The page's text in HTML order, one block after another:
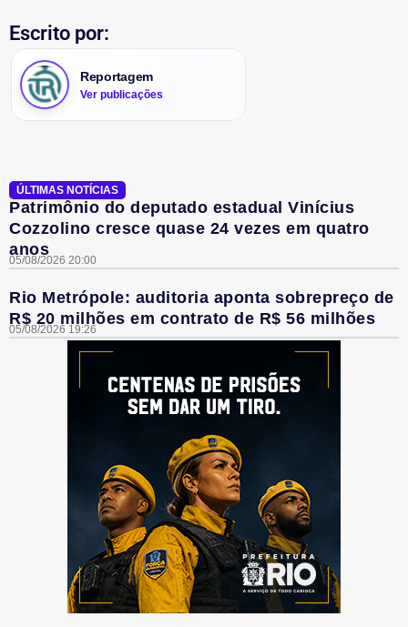
Escrito por:
Reportagem
Ver publicações
ÚLTIMAS NOTÍCIAS
Patrimônio do deputado estadual Vinícius
Cozzolino cresce quase 24 vezes em quatro
anos
05/08/2026 20:00
Rio Metrópole: auditoria aponta sobrepreço de
R$ 20 milhões em contrato de R$ 56 milhões
05/08/2026 19:26